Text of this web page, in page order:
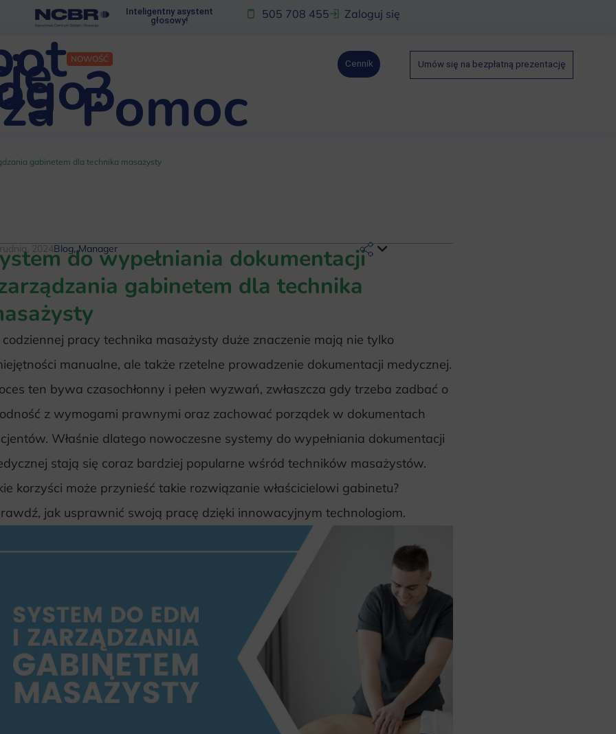
Inteligentny asystent
głosowy!
505 708 455 Zaloguj się
NOWOŚĆ
Pomoc
Cennik Umów się na bezpłatną prezentację
gabinetem dla technika masażysty
2024Blog,Manager
do wypełniania dokumentacji
gabinetem dla technika
pracy technika masażysty duże znaczenie mają nie tylko
manualne, ale także rzetelne prowadzenie dokumentacji medycznej.
ten bywa czasochłonny i pełen wyzwań, zwłaszcza gdy trzeba zadbać o
z wymogami prawnymi oraz zachować porządek w dokumentach
Właśnie dlatego nowoczesne systemy do wypełniania dokumentacji
stają się coraz bardziej popularne wśród techników masażystów.
korzyści może przynieść takie rozwiązanie właścicielowi gabinetu?
jak usprawnić swoją pracę dzięki innowacyjnym technologiom.